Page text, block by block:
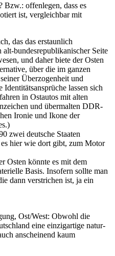
Bzw.: offenlegen, dass es
ist, vergleichbar mit
das das erstaunlich
bundesrepublikanischer Seite
und daher biete der Osten
über die im ganzen
Überzogenheit und
lassen sich
in Ostautos mit alten
und übermalten DDR-
Ironie und Ikone der
zwei deutsche Staaten
es hier wie dort gibt, zum Motor
Osten könnte es mit dem
Basis. Insofern sollte man
dann verstrichen ist, ja ein
Ost/West: Obwohl die
eine einzigartige natur-
anscheinend kaum